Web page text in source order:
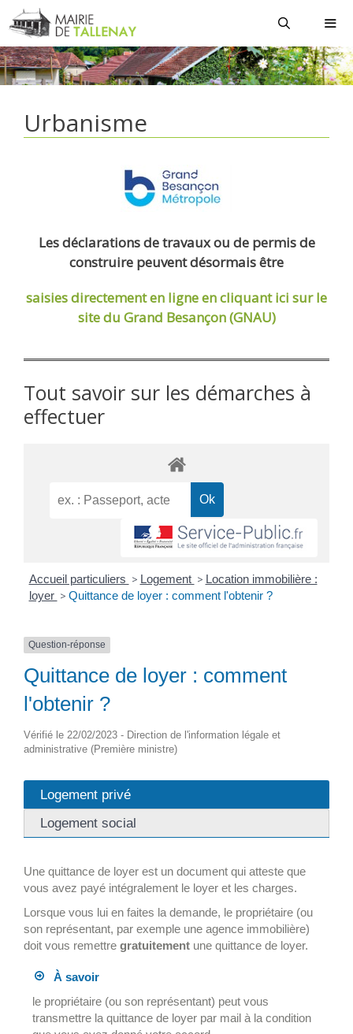
Aller
au
contenu
Urbanisme
Les déclarations de travaux ou de permis de
construire peuvent désormais être
saisies directement en ligneen cliquant ici sur le
site du Grand Besançon (GNAU)
Tout savoir sur les démarches à
effectuer
Accueil particuliers > Logement > Location immobilière :
loyer > Quittance de loyer : comment l'obtenir ?
Question-réponse
Quittance de loyer : comment
l'obtenir ?
Vérifié le 22/02/2023 - Direction de l'information légale et
administrative (Première ministre)
Logement privé
Logement social
Une quittance de loyer est un document qui atteste que
vous avez payé intégralement le loyer et les charges.
Lorsque vous lui en faites la demande, le propriétaire (ou
son représentant, par exemple une agence immobilière)
doit vous remettre gratuitement une quittance de loyer.
À savoir
le propriétaire (ou son représentant) peut vous
transmettre la quittance de loyer par mail à la condition